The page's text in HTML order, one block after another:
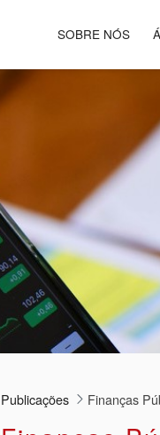
SOBRE NÓS
Publicações